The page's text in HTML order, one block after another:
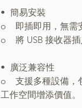
•⁠ ⁠簡易安裝
o 即插即用，無需
o 將 USB 接收器插
•⁠ ⁠廣泛兼容性
o 支援多種設備，
工作空間增添價值。